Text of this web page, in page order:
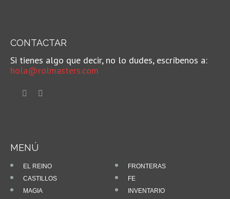
CONTACTAR
Si tienes algo que decir, no lo dudes, escríbenos a:
hola@rolmasters.com
MENÚ
EL REINO
FRONTERAS
CASTILLOS
FE
MAGIA
INVENTARIO